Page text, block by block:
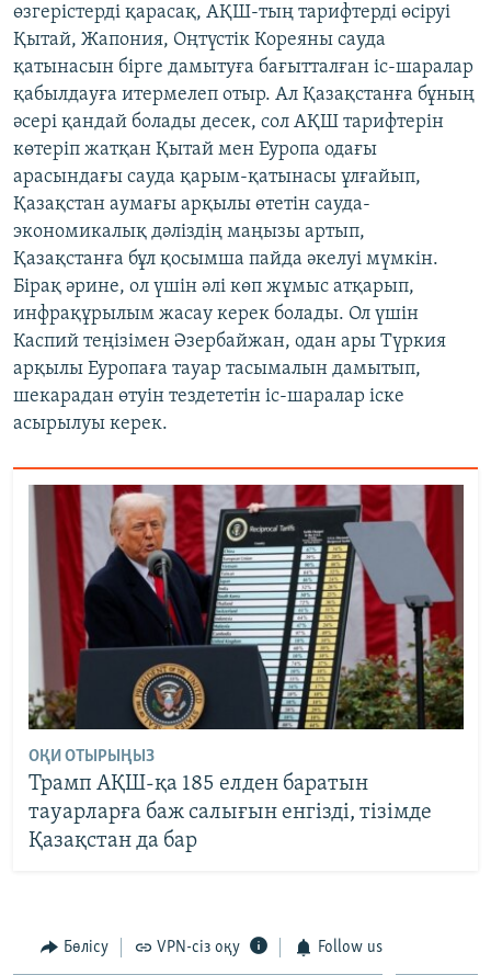
өзгерістерді қарасақ, АҚШ-тың тарифтерді өсіруі
Қытай, Жапония, Оңтүстік Кореяны сауда
қатынасын бірге дамытуға бағытталған іс-шаралар
қабылдауға итермелеп отыр. Ал Қазақстанға бұның
әсері қандай болады десек, сол АҚШ тарифтерін
көтеріп жатқан Қытай мен Еуропа одағы
арасындағы сауда қарым-қатынасы ұлғайып,
Қазақстан аумағы арқылы өтетін сауда-
экономикалық дәліздің маңызы артып,
Қазақстанға бұл қосымша пайда әкелуі мүмкін.
Бірақ әрине, ол үшін әлі көп жұмыс атқарып,
инфрақұрылым жасау керек болады. Ол үшін
Каспий теңізімен Әзербайжан, одан ары Түркия
арқылы Еуропаға тауар тасымалын дамытып,
шекарадан өтуін тездететін іс-шаралар іске
асырылуы керек.
ОҚИ ОТЫРЫҢЫЗ
Трамп АҚШ-қа 185 елден баратын
тауарларға баж салығын енгізді, тізімде
Қазақстан да бар
Бөлісу VPN-сіз оқу Follow us